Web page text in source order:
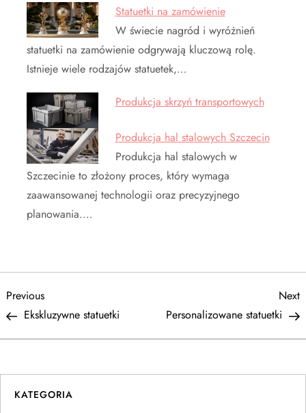
Statuetki na zamówienie
W świecie nagród i wyróżnień
statuetki na zamówienie odgrywają kluczową rolę.
Istnieje wiele rodzajów statuetek,…
Produkcja skrzyń transportowych
Produkcja hal stalowych Szczecin
Produkcja hal stalowych w
Szczecinie to złożony proces, który wymaga
zaawansowanej technologii oraz precyzyjnego
planowania.…
N
a
w
Previous
Post
Previous
Ekskluzywne statuetki
Next
Personalizowane statuetki
KATEGORIA